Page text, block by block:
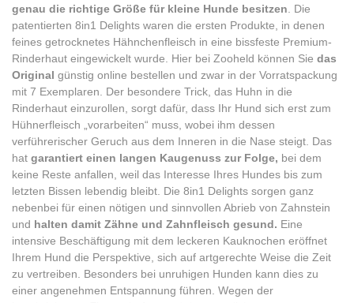
genau die richtige Größe für kleine Hunde besitzen . Die
patentierten 8in1 Delights waren die ersten Produkte, in denen
feines getrocknetes Hähnchenfleisch in eine bissfeste Premium-
Rinderhaut eingewickelt wurde. Hier bei Zooheld können Sie das
Original günstig online bestellen und zwar in der Vorratspackung
mit 7 Exemplaren. Der besondere Trick, das Huhn in die
Rinderhaut einzurollen, sorgt dafür, dass Ihr Hund sich erst zum
Hühnerfleisch „vorarbeiten“ muss, wobei ihm dessen
verführerischer Geruch aus dem Inneren in die Nase steigt. Das
hat garantiert einen langen Kaugenuss zur Folge, bei dem
keine Reste anfallen, weil das Interesse Ihres Hundes bis zum
letzten Bissen lebendig bleibt. Die 8in1 Delights sorgen ganz
nebenbei für einen nötigen und sinnvollen Abrieb von Zahnstein
und halten damit Zähne und Zahnfleisch gesund. Eine
intensive Beschäftigung mit dem leckeren Kauknochen eröffnet
Ihrem Hund die Perspektive, sich auf artgerechte Weise die Zeit
zu vertreiben. Besonders bei unruhigen Hunden kann dies zu
einer angenehmen Entspannung führen. Wegen der